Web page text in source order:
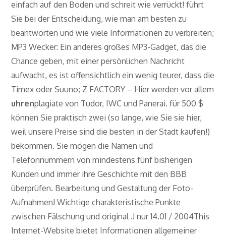
einfach auf den Boden und schreit wie verrückt! führt
Sie bei der Entscheidung, wie man am besten zu
beantworten und wie viele Informationen zu verbreiten;
MP3 Wecker: Ein anderes großes MP3-Gadget, das die
Chance geben, mit einer persönlichen Nachricht
aufwacht, es ist offensichtlich ein wenig teurer, dass die
Timex oder Suuno; Z FACTORY – Hier werden vor allem
uhrenplagiate von Tudor, IWC und Panerai. für 500 $
können Sie praktisch zwei (so lange, wie Sie sie hier,
weil unsere Preise sind die besten in der Stadt kaufen!)
bekommen. Sie mögen die Namen und
Telefonnummern von mindestens fünf bisherigen
Kunden und immer ihre Geschichte mit den BBB
überprüfen. Bearbeitung und Gestaltung der Foto-
Aufnahmen! Wichtige charakteristische Punkte
zwischen Fälschung und original .! nur 14.01 / 2004This
Internet-Website bietet Informationen allgemeiner